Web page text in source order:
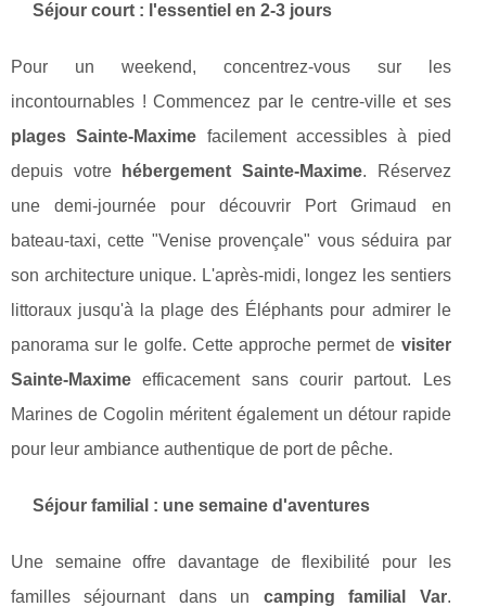
Séjour court : l'essentiel en 2-3 jours
Pour un weekend, concentrez-vous sur les
incontournables ! Commencez par le centre-ville et ses
plages Sainte-Maxime facilement accessibles à pied
depuis votre
hébergement Sainte-Maxime. Réservez
une demi-journée pour découvrir Port Grimaud en
bateau-taxi, cette "Venise provençale" vous séduira par
son architecture unique. L'après-midi, longez les sentiers
littoraux jusqu'à la plage des Éléphants pour admirer le
panorama sur le golfe. Cette approche permet de visiter
Sainte-Maxime efficacement sans courir partout. Les
Marines de Cogolin méritent également un détour rapide
pour leur ambiance authentique de port de pêche.
Séjour familial : une semaine d'aventures
Une semaine offre davantage de flexibilité pour les
familles séjournant dans un camping familial Var.